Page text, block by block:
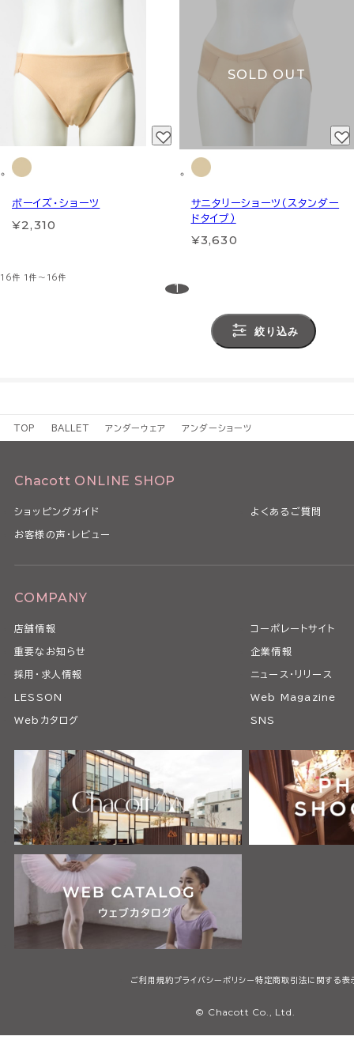
ボーイズ・ショーツ
¥2,310
SOLD OUT
サニタリーショーツ（スタンダー
ドタイプ）
¥3,630
16件 1件～16件
1
絞り込み
TOP BALLET アンダーウェア アンダーショーツ
Chacott ONLINE SHOP
ショッピングガイド よくあるご質問
お客様の声・レビュー
COMPANY
店舗情報 コーポレートサイト
重要なお知らせ 企業情報
採用・求人情報 ニュース・リリース
LESSON Web Magazine
Webカタログ SNS
ご利用規約プライバシーポリシー特定商取引法に関する表
© Chacott Co., Ltd.